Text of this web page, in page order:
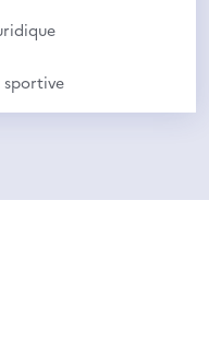
sportive